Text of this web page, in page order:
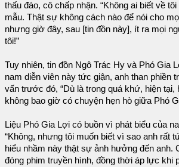
thấu đáo, cô chấp nhận. “Không ai biết về
mẫu. Thật sự không cách nào để nói cho
nhưng giờ đây, sau [tin đồn này], ít ra mọi
tôi!”
Tuy nhiên, tin đồn Ngô Trác Hy và Phó Gia
nam diễn viên này tức giận, anh than phiền
vấn trước đó, “Dù là trong quá khứ, hiện
không bao giờ có chuyện hẹn hò giữa Phó
Liệu Phó Gia Lợi có buồn vì phát biểu của
“Không, nhưng tôi muốn biết vì sao anh rất
hiểu nhầm này thật sự ảnh hưởng đến anh.
đóng phim truyền hình, đồng thời áp lực khi